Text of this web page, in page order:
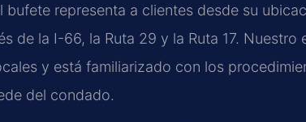
bufete representa a clientes desde su
de la I-66, la Ruta 29 y la Ruta 17. Nuestro
y está familiarizado con los
del condado.